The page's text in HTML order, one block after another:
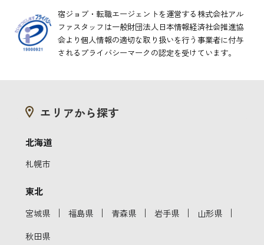
宿ジョブ・転職エージェントを運営する株式会社アル
ファスタッフは一般財団法人日本情報経済社会推進協
会より個人情報の適切な取り扱いを行う事業者に付与
されるプライバシーマークの認定を受けています。
エリアから探す
北海道
札幌市
東北
宮城県 ｜ 福島県 ｜ 青森県 ｜ 岩手県 ｜ 山形県 ｜
秋田県